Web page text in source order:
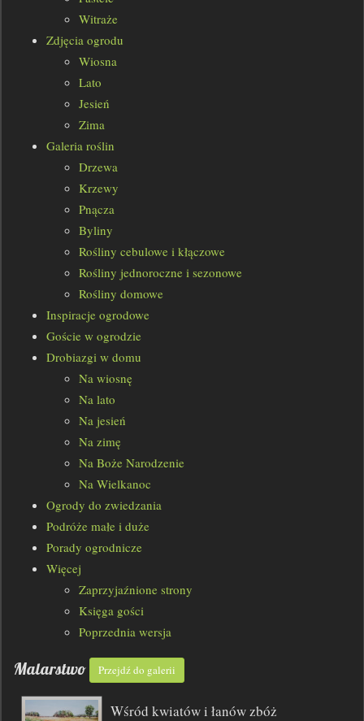
Witraże
Zdjęcia ogrodu
Wiosna
Lato
Jesień
Zima
Galeria roślin
Drzewa
Krzewy
Pnącza
Byliny
Rośliny cebulowe i kłączowe
Rośliny jednoroczne i sezonowe
Rośliny domowe
Inspiracje ogrodowe
Goście w ogrodzie
Drobiazgi w domu
Na wiosnę
Na lato
Na jesień
Na zimę
Na Boże Narodzenie
Na Wielkanoc
Ogrody do zwiedzania
Podróże małe i duże
Porady ogrodnicze
Więcej
Zaprzyjaźnione strony
Księga gości
Poprzednia wersja
Malarstwo Przejdź do galerii
Wśród kwiatów i łanów zbóż